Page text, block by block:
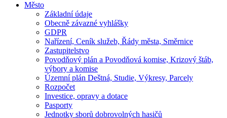
Město
Základní údaje
Obecně závazné vyhlášky
GDPR
Nařízení, Ceník služeb, Řády města, Směrnice
Zastupitelstvo
Povodňový plán a Povodňová komise, Krizový štáb,
výbory a komise
Územní plán Deštná, Studie, Výkresy, Parcely
Rozpočet
Investice, opravy a dotace
Pasporty
Jednotky sborů dobrovolných hasičů